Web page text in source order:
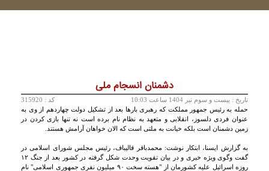
دشمنان انسجام ملی
تاريخ : بيست و سوم تير 1404 ساعت 10:03
کد : 315920
حمله به رئیس جمهور مملکت که رهبری بارها بعد از تشکیل دولت چهاردهم از وی به
عنوان فردی دلسوز، انقلابی و متعهد به نظام نام برده است نه تنها بازی کردن در
زمین دشمنان است بلکه خیانت به ملتی است که الان خواهان آرامش هستند.
به گزارش ایسنا، ابتکار نوشت: محمدباقر قالیباف، رئیس مجلس شورای اسلامی در
گفت وگوی ویژه خبری و در بیان تقویت وحدت شکل گرفته در کشور بعد از جنگ ۱۲
روزه اسرائیل علیه کشورمان از "هسته سخت ۹۰ میلیون نفری جمهوری اسلامی" نام